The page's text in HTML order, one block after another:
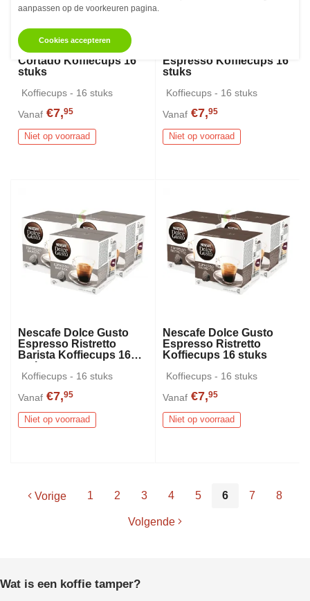
Nescafe Dolce Gusto
Cortado Koffiecups 16
stuks
Koffiecups - 16 stuks
Vanaf €7,95
Niet op voorraad
Espresso Koffiecups 16
stuks
Koffiecups - 16 stuks
Vanaf €7,95
Niet op voorraad
Nescafe Dolce Gusto
Espresso Ristretto
Barista Koffiecups 16
stuks
Koffiecups - 16 stuks
Vanaf €7,95
Niet op voorraad
Nescafe Dolce Gusto
Espresso Ristretto
Koffiecups 16 stuks
Koffiecups - 16 stuks
Vanaf €7,95
Niet op voorraad
Vorige 1 2 3 4 5 6 7 8
Volgende
Wat is een koffie tamper?
aanpassen op de voorkeuren pagina.
Cookies accepteren